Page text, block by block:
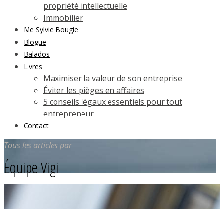
propriété intellectuelle
Immobilier
Me Sylvie Bougie
Blogue
Balados
Livres
Maximiser la valeur de son entreprise
Éviter les pièges en affaires
5 conseils légaux essentiels pour tout
entrepreneur
Contact
Tous les articles par
Équipe Vigi